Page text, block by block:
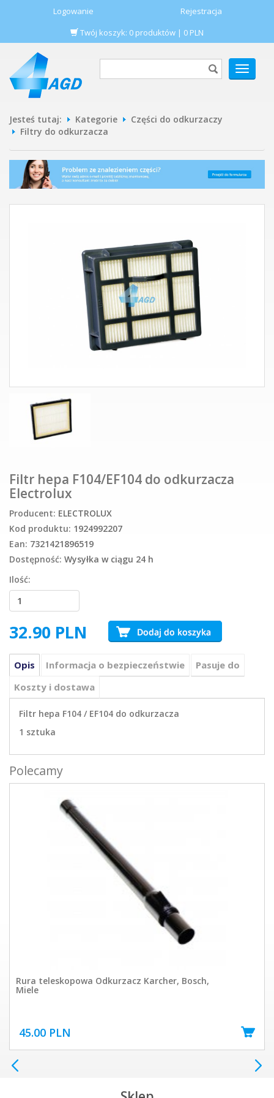
Logowanie
Rejestracja
Twój koszyk: 0 produktów | 0 PLN
POKAŻ
MENU
Jesteś tutaj: Kategorie
Części do odkurzaczy
Filtry do odkurzacza
Filtr hepa F104/EF104 do odkurzacza
Electrolux
Producent: ELECTROLUX
Kod produktu: 1924992207
Ean: 7321421896519
Dostępność: Wysyłka w ciągu 24 h
Ilość:
32.90 PLN
Opis Informacja o bezpieczeństwie
Pasuje do
Koszty i dostawa
Filtr hepa F104 / EF104 do odkurzacza
1 sztuka
Polecamy
Rura teleskopowa Odkurzacz Karcher, Bosch,
Miele
45.00 PLN